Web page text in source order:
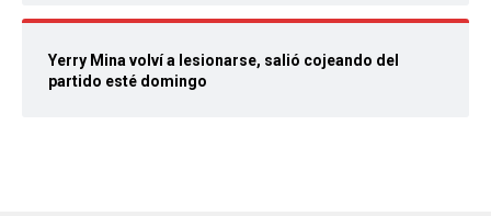
Yerry Mina volví a lesionarse, salió cojeando del
partido esté domingo